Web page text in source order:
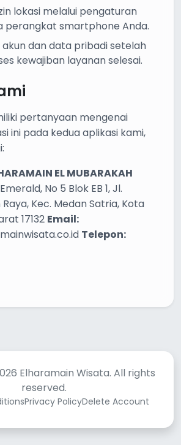
lokasi melalui pengaturan
perangkat smartphone Anda.
akun dan data pribadi setelah
kewajiban layanan selesai.
pertanyaan mengenai
ini pada kedua aplikasi kami,
EL MUBARAKAH
No 5 Blok EB 1, Jl.
Kec. Medan Satria, Kota
17132 Email:
Telepon:
Elharamain Wisata. All rights
reserved.
Privacy PolicyDelete Account